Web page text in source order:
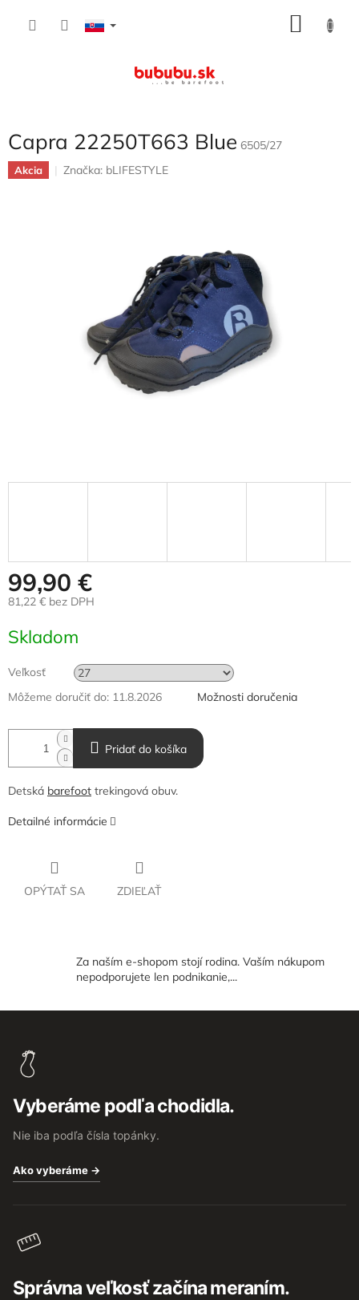
Capra 22250T663 Blue 6505/27
Akcia Značka: bLIFESTYLE
99,90 €
81,22 € bez DPH
cena:
Skladom
Veľkosť
Môžeme doručiť do: 11.8.2026 Možnosti doručenia
Pridať do košíka
Detská barefoot trekingová obuv.
Detailné informácie
OPÝTAŤ SA ZDIEĽAŤ
Za naším e-shopom stojí rodina. Vaším nákupom
nepodporujete len podnikanie,...
Vyberáme podľa chodidla.
Nie iba podľa čísla topánky.
Ako vyberáme →
Správna veľkosť začína meraním.